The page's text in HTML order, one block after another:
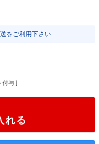
をご利用下さい
付与 ]
れる